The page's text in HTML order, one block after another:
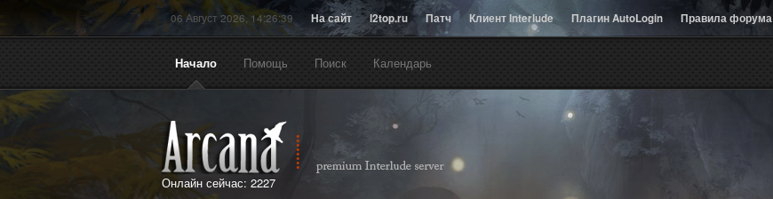
06 Август 2026, 14:26:39 На сайт l2top.ru Патч Клиент Interlude Плагин AutoLogin Правила форума
Начало Помощь Поиск Календарь
Онлайн сейчас: 2227